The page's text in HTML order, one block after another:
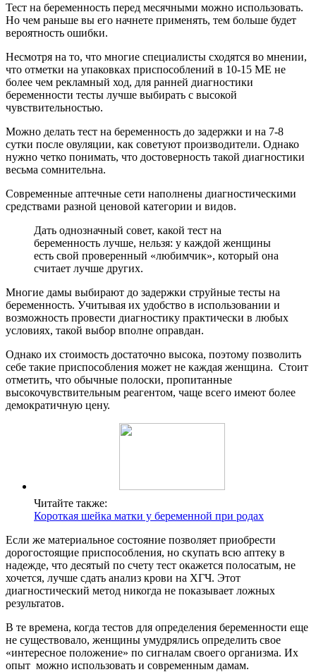
Тест на беременность перед месячными можно использовать.
Но чем раньше вы его начнете применять, тем больше будет
вероятность ошибки.
Несмотря на то, что многие специалисты сходятся во мнении,
что отметки на упаковках приспособлений в 10-15 МЕ не
более чем рекламный ход, для ранней диагностики
беременности тесты лучше выбирать с высокой
чувствительностью.
Можно делать тест на беременность до задержки и на 7-8
сутки после овуляции, как советуют производители. Однако
нужно четко понимать, что достоверность такой диагностики
весьма сомнительна.
Современные аптечные сети наполнены диагностическими
средствами разной ценовой категории и видов.
Дать однозначный совет, какой тест на
беременность лучше, нельзя: у каждой женщины
есть свой проверенный «любимчик», который она
считает лучше других.
Многие дамы выбирают до задержки струйные тесты на
беременность. Учитывая их удобство в использовании и
возможность провести диагностику практически в любых
условиях, такой выбор вполне оправдан.
Однако их стоимость достаточно высока, поэтому позволить
себе такие приспособления может не каждая женщина. Стоит
отметить, что обычные полоски, пропитанные
высокочувствительным реагентом, чаще всего имеют более
демократичную цену.
Читайте также:
Короткая шейка матки у беременной при родах
Если же материальное состояние позволяет приобрести
дорогостоящие приспособления, но скупать всю аптеку в
надежде, что десятый по счету тест окажется полосатым, не
хочется, лучше сдать анализ крови на ХГЧ. Этот
диагностический метод никогда не показывает ложных
результатов.
В те времена, когда тестов для определения беременности еще
не существовало, женщины умудрялись определить свое
«интересное положение» по сигналам своего организма. Их
опыт можно использовать и современным дамам.